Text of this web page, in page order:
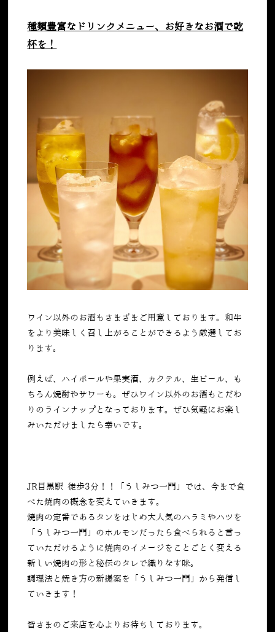
種類豊富なドリンクメニュー、お好きなお酒で乾
杯を！
ワイン以外のお酒もさまざまご用意しております。和牛
をより美味しく召し上がることができるよう厳選してお
ります。
例えば、ハイボールや果実酒、カクテル、生ビール、も
ちろん焼酎やサワーも。ぜひワイン以外のお酒もこだわ
りのラインナップとなっております。ぜひ気軽にお楽し
みいただけましたら幸いです。
JR目黒駅 徒歩3分！！「うしみつ一門」では、今まで食
べた焼肉の概念を変えていきます。
焼肉の定番であるタンをはじめ大人気のハラミやハツを
「うしみつ一門」のホルモンだったら食べられると言っ
ていただけるように焼肉のイメージをことごとく変える
新しい焼肉の形と秘伝のタレで織りなす味。
調理法と焼き方の新提案を「うしみつ一門」から発信し
ていきます！
皆さまのご来店を心よりお待ちしております。